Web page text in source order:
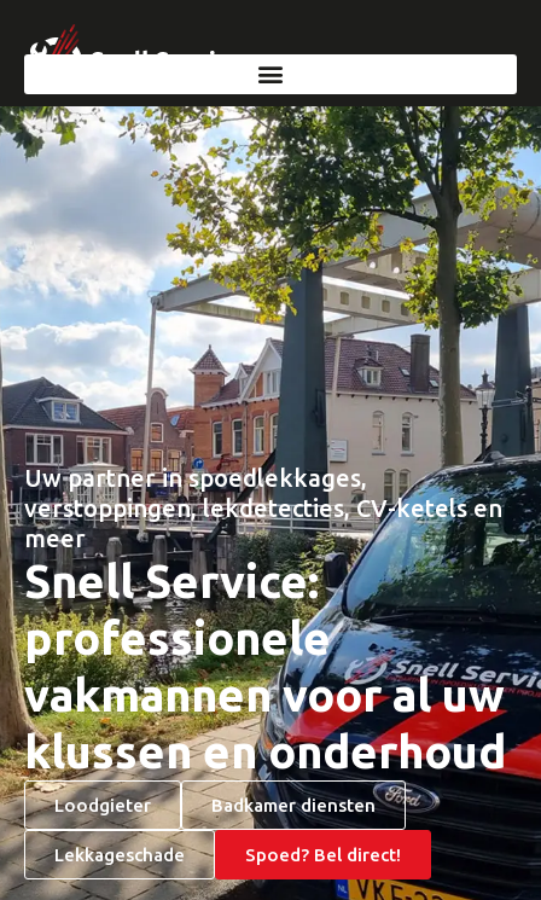
Uw partner in spoedlekkages,
verstoppingen, lekdetecties, CV-ketels en
meer
Snell Service:
professionele
vakmannen voor al uw
klussen en onderhoud
Loodgieter
Spoed? Bel direct!
Badkamer diensten
Lekkageschade